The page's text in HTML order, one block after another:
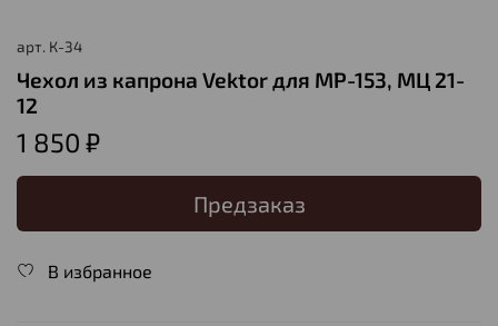
арт. К-34
Чехол из капрона Vektor для МР-153, МЦ 21-
12
1 850 ₽
Предзаказ
В избранное